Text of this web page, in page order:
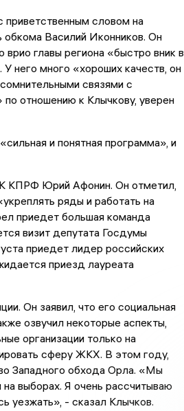
приветственным словом на
обкома Василий Иконников. Он
врио главы региона «быстро вник в
него много «хороших качеств, он
связями с
отношению к Клычкову, уверен
и понятная программа», и
КПРФ Юрий Афонин. Он отметил,
ряды и работать на
приедет большая команда
визит депутата Госдумы
приедет лидер российских
приезд лауреата
Он заявил, что его социальная
озвучил некоторые аспекты,
организации только на
сферу ЖКХ. В этом году,
Западного обхода Орла. «Мы
выборах. Я очень рассчитываю
уезжать», - сказал Клычков.